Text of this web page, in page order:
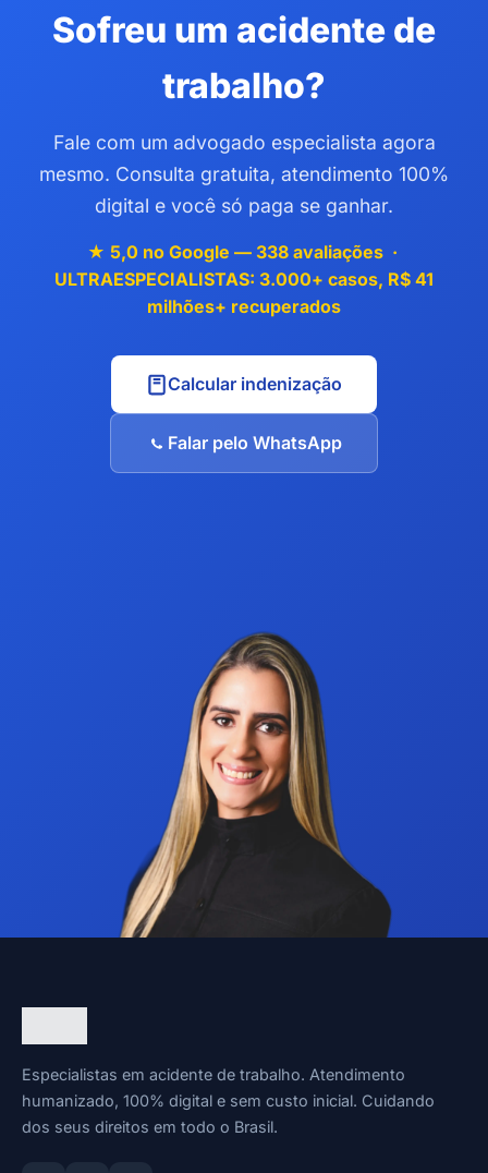
Sofreu um acidente de
trabalho?
Fale com um advogado especialista agora
mesmo. Consulta gratuita, atendimento 100%
digital e você só paga se ganhar.
★ 5,0 no Google — 338 avaliações ·
ULTRAESPECIALISTAS: 3.000+ casos, R$ 41
milhões+ recuperados
Calcular indenização
Falar pelo WhatsApp
Especialistas em acidente de trabalho. Atendimento
humanizado, 100% digital e sem custo inicial. Cuidando
dos seus direitos em todo o Brasil.